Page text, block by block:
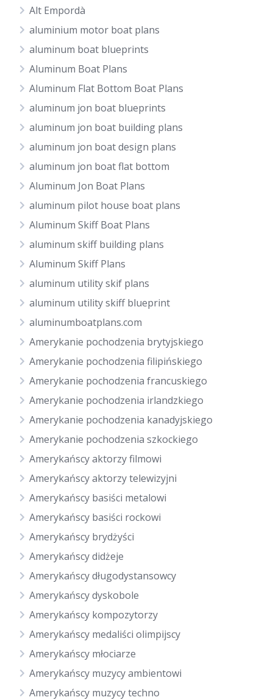
Alt Empordà
aluminium motor boat plans
aluminum boat blueprints
Aluminum Boat Plans
Aluminum Flat Bottom Boat Plans
aluminum jon boat blueprints
aluminum jon boat building plans
aluminum jon boat design plans
aluminum jon boat flat bottom
Aluminum Jon Boat Plans
aluminum pilot house boat plans
Aluminum Skiff Boat Plans
aluminum skiff building plans
Aluminum Skiff Plans
aluminum utility skif plans
aluminum utility skiff blueprint
aluminumboatplans.com
Amerykanie pochodzenia brytyjskiego
Amerykanie pochodzenia filipińskiego
Amerykanie pochodzenia francuskiego
Amerykanie pochodzenia irlandzkiego
Amerykanie pochodzenia kanadyjskiego
Amerykanie pochodzenia szkockiego
Amerykańscy aktorzy filmowi
Amerykańscy aktorzy telewizyjni
Amerykańscy basiści metalowi
Amerykańscy basiści rockowi
Amerykańscy brydżyści
Amerykańscy didżeje
Amerykańscy długodystansowcy
Amerykańscy dyskobole
Amerykańscy kompozytorzy
Amerykańscy medaliści olimpijscy
Amerykańscy młociarze
Amerykańscy muzycy ambientowi
Amerykańscy muzycy techno